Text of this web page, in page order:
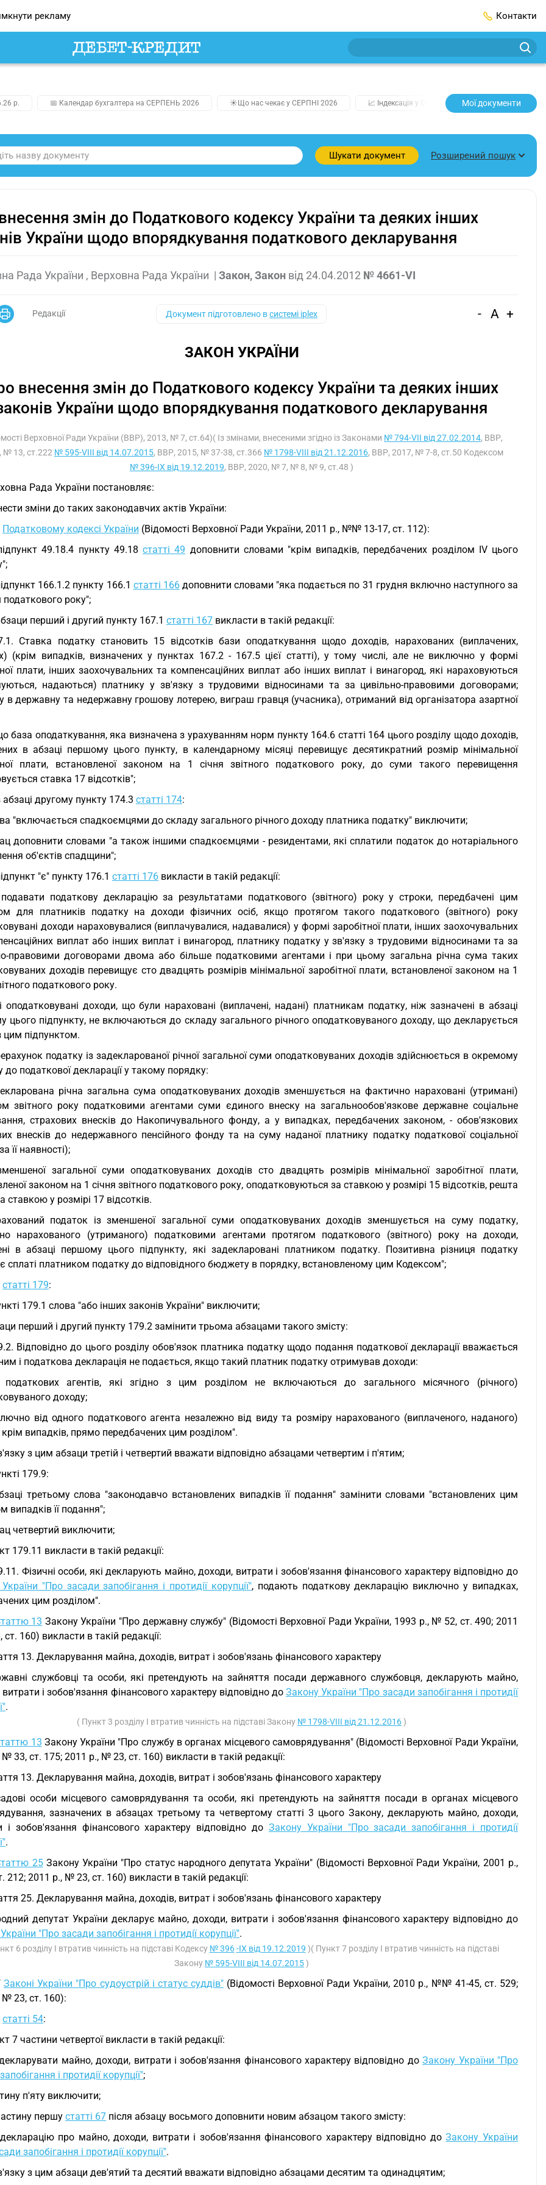
рекламу Контакти
р. 📅 Календар бухгалтера на СЕРПЕНЬ 2026 ☀️Що нас чекає у СЕРПНІ 2026 📈 Індексація у СЕРПНІ 2️⃣0️⃣2️⃣7️⃣ Усі
Мої документи
Шукати документ Розширений пошук
змін до Податкового кодексу України та деяких інших
України щодо впорядкування податкового декларування
Рада України , Верховна Рада України | Закон, Закон від 24.04.2012 № 4661-VI
Редакції Документ підготовлено всистемі iplex - A +
ЗАКОН УКРАЇНИ
внесення змін до Податкового кодексу України та деяких інших
України щодо впорядкування податкового декларування
Верховної Ради України (ВВР), 2013, № 7, ст.64)( Із змінами, внесеними згідно із Законами № 794-VII від 27.02.2014, ВВР,
№ 13, ст.222 № 595-VIII від 14.07.2015, ВВР, 2015, № 37-38, ст.366 № 1798-VIII від 21.12.2016, ВВР, 2017, № 7-8, ст.50 Кодексом
№ 396-IX від 19.12.2019, ВВР, 2020, № 7, № 8, № 9, ст.48 )
Рада України постановляє:
зміни до таких законодавчих актів України:
Податковому кодексі України (Відомості Верховної Ради України, 2011 р., №№ 13-17, ст. 112):
49.18.4 пункту 49.18статті 49 доповнити словами "крім випадків, передбачених розділом IV цього
166.1.2 пункту 166.1 статті 166доповнити словами "яка подається по 31 грудня включно наступного за
податкового року";
перший і другий пункту 167.1 статті 167 викласти в такій редакції:
Ставка податку становить 15 відсотків бази оподаткування щодо доходів, нарахованих (виплачених,
(крім випадків, визначених у пунктах 167.2 - 167.5 цієї статті), у тому числі, але не виключно у формі
плати, інших заохочувальних та компенсаційних виплат або інших виплат і винагород, які нараховуються
надаються) платнику у зв'язку з трудовими відносинами та за цивільно-правовими договорами;
в державну та недержавну грошову лотерею, виграш гравця (учасника), отриманий від організатора азартної
база оподаткування, яка визначена з урахуванням норм пункту 164.6 статті 164 цього розділу щодо доходів,
в абзаці першому цього пункту, в календарному місяці перевищує десятикратний розмір мінімальної
плати, встановленої законом на 1 січня звітного податкового року, до суми такого перевищення
ставка 17 відсотків";
абзаці другому пункту 174.3 статті 174:
"включається спадкоємцями до складу загального річного доходу платника податку" виключити;
доповнити словами "а також іншими спадкоємцями - резидентами, які сплатили податок до нотаріального
об'єктів спадщини";
"є" пункту 176.1 статті 176 викласти в такій редакції:
податкову декларацію за результатами податкового (звітного) року у строки, передбачені цим
для платників податку на доходи фізичних осіб, якщо протягом такого податкового (звітного) року
доходи нараховувалися (виплачувалися, надавалися) у формі заробітної плати, інших заохочувальних
виплат або інших виплат і винагород, платнику податку у зв'язку з трудовими відносинами та за
правовими договорами двома або більше податковими агентами і при цьому загальна річна сума таких
доходів перевищує сто двадцять розмірів мінімальної заробітної плати, встановленої законом на 1
податкового року.
оподатковувані доходи, що були нараховані (виплачені, надані) платникам податку, ніж зазначені в абзаці
цього підпункту, не включаються до складу загального річного оподатковуваного доходу, що декларується
цим підпунктом.
податку із задекларованої річної загальної суми оподатковуваних доходів здійснюється в окремому
до податкової декларації у такому порядку:
річна загальна сума оподатковуваних доходів зменшується на фактично нараховані (утримані)
звітного року податковими агентами суми єдиного внеску на загальнообов'язкове державне соціальне
страхових внесків до Накопичувального фонду, а у випадках, передбачених законом, - обов'язкових
внесків до недержавного пенсійного фонду та на суму наданої платнику податку податкової соціальної
її наявності);
загальної суми оподатковуваних доходів сто двадцять розмірів мінімальної заробітної плати,
законом на 1 січня звітного податкового року, оподатковуються за ставкою у розмірі 15 відсотків, решта
ставкою у розмірі 17 відсотків.
податок із зменшеної загальної суми оподатковуваних доходів зменшується на суму податку,
нарахованого (утриманого) податковими агентами протягом податкового (звітного) року на доходи,
в абзаці першому цього підпункту, які задекларовані платником податку. Позитивна різниця податку
сплаті платником податку до відповідного бюджету в порядку, встановленому цим Кодексом";
статті 179:
179.1 слова "або інших законів України" виключити;
перший і другий пункту 179.2 замінити трьома абзацами такого змісту:
Відповідно до цього розділу обов'язок платника податку щодо подання податкової декларації вважається
і податкова декларація не подається, якщо такий платник податку отримував доходи:
податкових агентів, які згідно з цим розділом не включаються до загального місячного (річного)
доходу;
від одного податкового агента незалежно від виду та розміру нарахованого (виплаченого, наданого)
випадків, прямо передбачених цим розділом".
з цим абзаци третій і четвертий вважати відповідно абзацами четвертим і п'ятим;
179.9:
третьому слова "законодавчо встановлених випадків її подання" замінити словами "встановлених цим
випадків її подання";
четвертий виключити;
179.11 викласти в такій редакції:
Фізичні особи, які декларують майно, доходи, витрати і зобов'язання фінансового характеру відповідно до
"Про засади запобігання і протидії корупції", подають податкову декларацію виключно у випадках,
цим розділом".
13 Закону України "Про державну службу" (Відомості Верховної Ради України, 1993 р., № 52, ст. 490; 2011
160) викласти в такій редакції:
13. Декларування майна, доходів, витрат і зобов'язань фінансового характеру
службовці та особи, які претендують на зайняття посади державного службовця, декларують майно,
і зобов'язання фінансового характеру відповідно доЗакону України "Про засади запобігання і протидії
.
( Пункт 3 розділу I втратив чинність на підставі Закону № 1798-VIII від 21.12.2016)
13 Закону України "Про службу в органах місцевого самоврядування" (Відомості Верховної Ради України,
33, ст. 175; 2011 р., № 23, ст. 160) викласти в такій редакції:
13. Декларування майна, доходів, витрат і зобов'язань фінансового характеру
особи місцевого самоврядування та особи, які претендують на зайняття посади в органах місцевого
зазначених в абзацах третьому та четвертому статті 3 цього Закону, декларують майно, доходи,
і зобов'язання фінансового характеру відповідно до Закону України "Про засади запобігання і протидії
.
25Закону України "Про статус народного депутата України" (Відомості Верховної Ради України, 2001 р.,
212; 2011 р., № 23, ст. 160) викласти в такій редакції:
25. Декларування майна, доходів, витрат і зобов'язань фінансового характеру
депутат України декларує майно, доходи, витрати і зобов'язання фінансового характеру відповідно до
"Про засади запобігання і протидії корупції".
6 розділу I втратив чинність на підставі Кодексу № 396 -IX від 19.12.2019 )( Пункт 7 розділу I втратив чинність на підставі
Закону № 595-VIII від 14.07.2015)
Законі України "Про судоустрій і статус суддів"(Відомості Верховної Ради України, 2010 р., №№ 41-45, ст. 529;
№ 23, ст. 160):
статті 54:
7 частини четвертої викласти в такій редакції:
майно, доходи, витрати і зобов'язання фінансового характеру відповідно доЗакону України "Про
і протидії корупції";
п'яту виключити;
першу статті 67 після абзацу восьмого доповнити новим абзацом такого змісту:
про майно, доходи, витрати і зобов'язання фінансового характеру відповідно доЗакону України
запобігання і протидії корупції".
з цим абзаци дев'ятий та десятий вважати відповідно абзацами десятим та одинадцятим;